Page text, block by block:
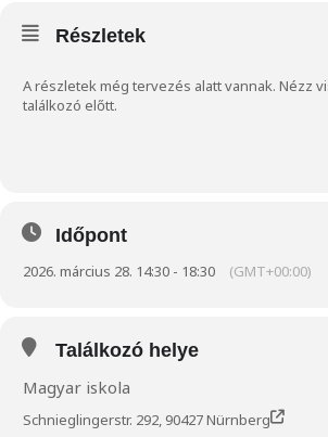
Részletek
A részletek még tervezés alatt vannak. Nézz
találkozó előtt.
Időpont
2026. március 28. 14:30 - 18:30 (GMT+00:00)
Találkozó helye
Magyar iskola
Schnieglingerstr. 292, 90427 Nürnberg